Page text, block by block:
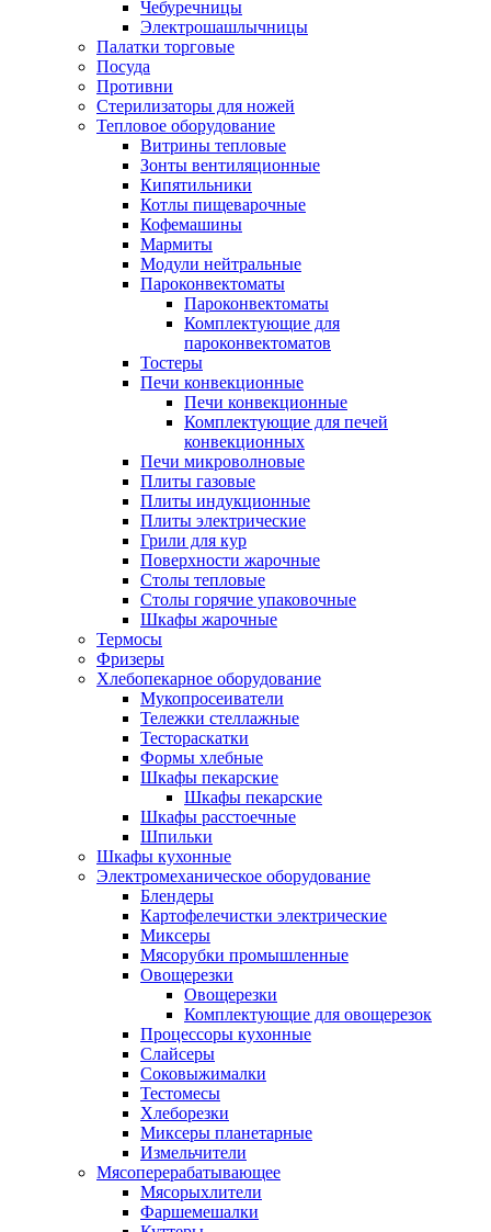
Чебуречницы
Электрошашлычницы
Палатки торговые
Посуда
Противни
Стерилизаторы для ножей
Тепловое оборудование
Витрины тепловые
Зонты вентиляционные
Кипятильники
Котлы пищеварочные
Кофемашины
Мармиты
Модули нейтральные
Пароконвектоматы
Пароконвектоматы
Комплектующие для
пароконвектоматов
Тостеры
Печи конвекционные
Печи конвекционные
Комплектующие для печей
конвекционных
Печи микроволновые
Плиты газовые
Плиты индукционные
Плиты электрические
Грили для кур
Поверхности жарочные
Столы тепловые
Столы горячие упаковочные
Шкафы жарочные
Термосы
Фризеры
Хлебопекарное оборудование
Мукопросеиватели
Тележки стеллажные
Тестораскатки
Формы хлебные
Шкафы пекарские
Шкафы пекарские
Шкафы расстоечные
Шпильки
Шкафы кухонные
Электромеханическое оборудование
Блендеры
Картофелечистки электрические
Миксеры
Мясорубки промышленные
Овощерезки
Овощерезки
Комплектующие для овощерезок
Процессоры кухонные
Слайсеры
Соковыжималки
Тестомесы
Хлеборезки
Миксеры планетарные
Измельчители
Мясоперерабатывающее
Мясорыхлители
Фаршемешалки